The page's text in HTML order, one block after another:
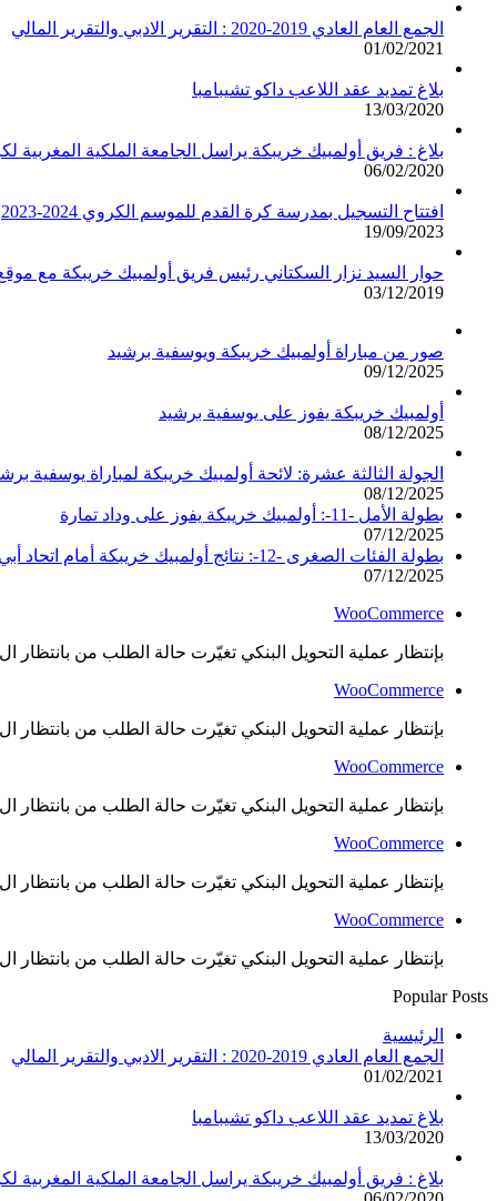
الجمع العام العادي 2019-2020 : التقرير الادبي والتقرير المالي
01/02/2021
بلاغ تمديد عقد اللاعب داكو تشيبامبا
13/03/2020
بلاغ : فريق أولمبيك خريبكة يراسل الجامعة الملكية
06/02/2020
افتتاح التسجيل بمدرسة كرة القدم للموسم الكروي 2024-2023
19/09/2023
حوار السيد نزار السكتاني رئيس فريق أولمبيك خريبكة مع
03/12/2019
صور من مباراة أولمبيك خريبكة ويوسفية برشيد
09/12/2025
أولمبيك خريبكة يفوز على يوسفية برشيد
08/12/2025
الجولة الثالثة عشرة: لائحة أولمبيك خريبكة لمباراة يوسفية
08/12/2025
بطولة الأمل -11-: أولمبيك خريبكة يفوز على وداد تمارة
07/12/2025
بطولة الفئات الصغرى -12-: نتائج أولمبيك خريبكة أمام اتحاد أبي الجعد
07/12/2025
WooCommerce
بإنتظار عملية التحويل البنكي تغيّرت حالة الطلب من بانتظار
WooCommerce
بإنتظار عملية التحويل البنكي تغيّرت حالة الطلب من بانتظار
WooCommerce
بإنتظار عملية التحويل البنكي تغيّرت حالة الطلب من بانتظار
WooCommerce
بإنتظار عملية التحويل البنكي تغيّرت حالة الطلب من بانتظار
WooCommerce
بإنتظار عملية التحويل البنكي تغيّرت حالة الطلب من بانتظار
Popular Posts
الرئيسية
الجمع العام العادي 2019-2020 : التقرير الادبي والتقرير المالي
01/02/2021
بلاغ تمديد عقد اللاعب داكو تشيبامبا
13/03/2020
بلاغ : فريق أولمبيك خريبكة يراسل الجامعة الملكية